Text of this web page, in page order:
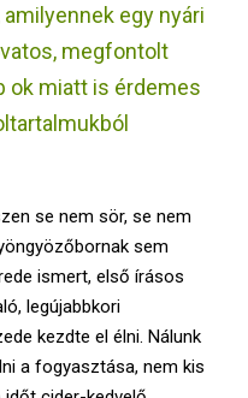
egy nyári
megfontolt
ok miatt is érdemes
se nem sör, se nem
sem
ismert, első írásos
legújabbkori
kezdte el élni. Nálunk
a fogyasztása, nem kis